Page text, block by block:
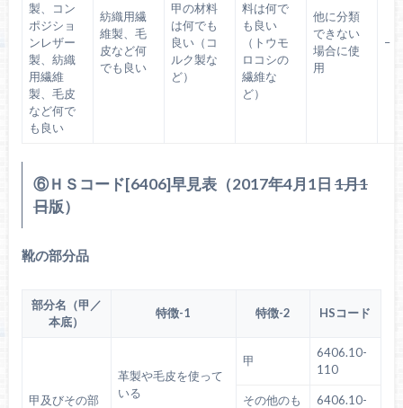
製、コン
ポジショ
ンレザー
製、紡織
用繊維
製、毛皮
など何で
も良い
紡織用繊
維製、毛
皮など何
でも良い
甲の材料
は何でも
良い（コ
ルク製な
ど）
料は何で
も良い
（トウモ
ロコシの
繊維な
ど）
他に分類
できない
場合に使
用
–
⑥ＨＳコード[6406]早見表（2017年4月1日 1月1
日版）
靴の部分品
部分名（甲／
本底）
特徴-1 特徴-2 HSコード
甲及びその部
革製や毛皮を使って
いる
甲
6406.10-
110
その他のも
6406.10-